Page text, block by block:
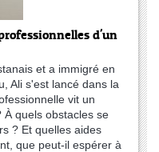
d'un
et a immigré en
Ali s'est lancé dans la
vit un
quels obstacles se
? Et quelles aides
que peut-il espérer à